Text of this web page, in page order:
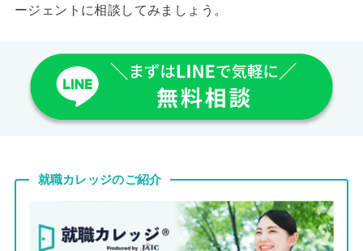
ージェントに相談してみましょう。
就職カレッジのご紹介